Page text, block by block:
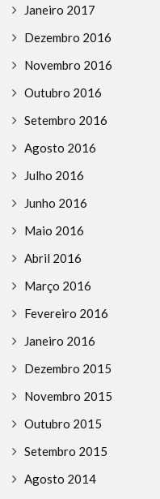
Janeiro 2017
Dezembro 2016
Novembro 2016
Outubro 2016
Setembro 2016
Agosto 2016
Julho 2016
Junho 2016
Maio 2016
Abril 2016
Março 2016
Fevereiro 2016
Janeiro 2016
Dezembro 2015
Novembro 2015
Outubro 2015
Setembro 2015
Agosto 2014